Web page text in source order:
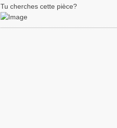
s
s
a
g
Tu cherches cette pièce?